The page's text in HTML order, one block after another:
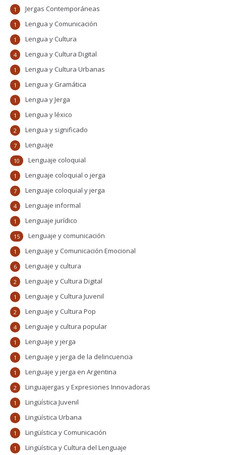
Jergas Contemporáneas
1
Lengua y Comunicación
1
Lengua y Cultura
1
Lengua y Cultura Digital
4
Lengua y Cultura Urbanas
1
Lengua y Gramática
1
Lengua y Jerga
1
Lengua y léxico
1
Lengua y significado
2
Lenguaje
7
Lenguaje coloquial
10
Lenguaje coloquial o jerga
1
Lenguaje coloquial y jerga
7
Lenguaje informal
4
Lenguaje jurídico
1
Lenguaje y comunicación
15
Lenguaje y Comunicación Emocional
1
Lenguaje y cultura
6
Lenguaje y Cultura Digital
2
Lenguaje y Cultura Juvenil
1
Lenguaje y Cultura Pop
2
Lenguaje y cultura popular
4
Lenguaje y jerga
1
Lenguaje y jerga de la delincuencia
1
Lenguaje y jerga en Argentina
1
Linguajergas y Expresiones Innovadoras
2
Lingüística Juvenil
1
Lingüística Urbana
1
Lingüística y Comunicación
1
Lingüística y Cultura del Lenguaje
1